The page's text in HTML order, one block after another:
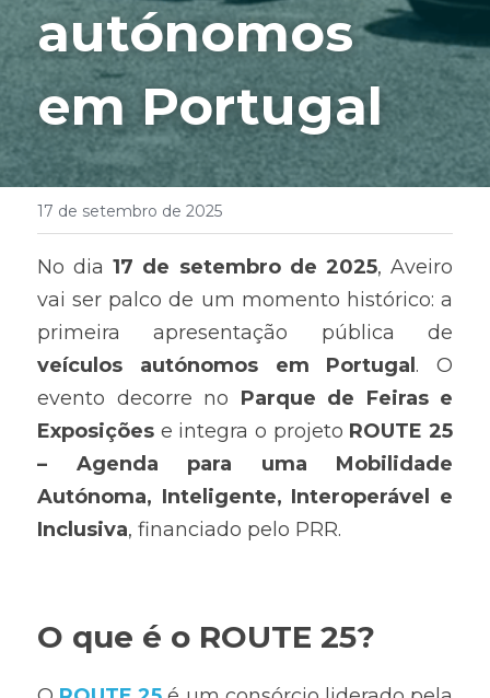
autónomos
em Portugal
17 de setembro de 2025
No dia 17 de setembro de 2025, Aveiro
vai ser palco de um momento histórico: a
veículos autónomos em Portugal . O
evento decorre no Parque de Feiras e
Exposições e integra o projeto ROUTE 25
– Agenda para uma Mobilidade
Autónoma, Inteligente, Interoperável e
Inclusiva, financiado pelo PRR.
O que é o ROUTE 25?